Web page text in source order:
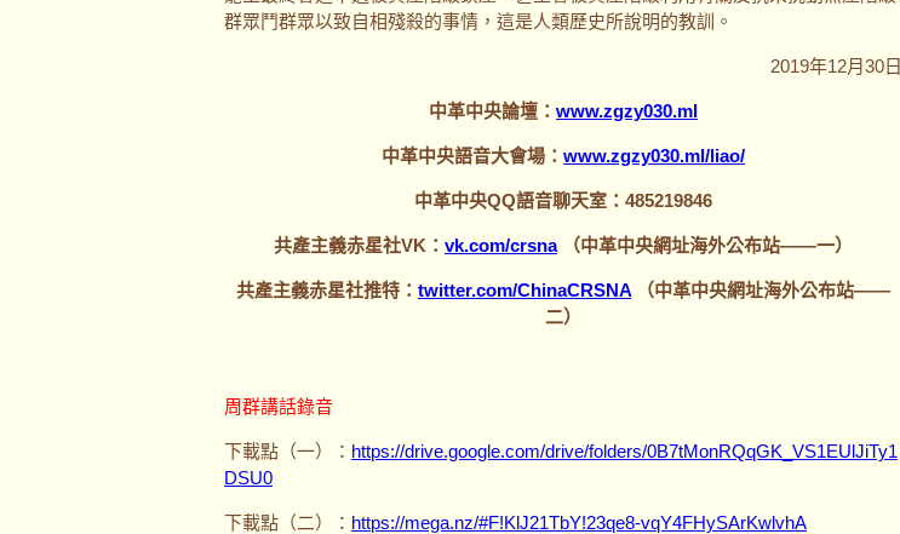
群眾鬥群眾以致自相殘殺的事情，這是人類歷史所說明的教訓。
2019年12月30日
中革中央論壇： www.zgzy030.ml
中革中央語音大會場： www.zgzy030.ml/liao/
中革中央QQ語音聊天室：485219846
共產主義赤星社VK： vk.com/crsna（中革中央網址海外公布站——一）
共產主義赤星社推特： twitter.com/ChinaCRSNA （中革中央網址海外公布站——
二）
周群講話錄音
下載點（一）： https://drive.google.com/drive/folders/0B7tMonRQqGK_VS1EUlJiTy1
DSU0
下載點（二）： https://mega.nz/#F!KlJ21TbY!23qe8-vqY4FHySArKwlvhA